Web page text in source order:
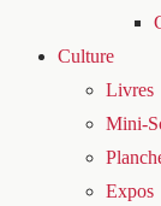
Culture
Livres
Mini-
Expos